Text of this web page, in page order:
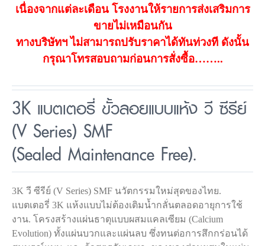
เนื่องจากแต่ละเดือน โรงงานให้รายการส่งเสริมการ
ขายไม่เหมือนกัน
ทางบริษัทฯ ไม่สามารถปรับราคาได้ทันท่วงที ดังนั้น
กรุณาโทรสอบถามก่อนการสั่งซื้อ……..
3K แบตเตอรี่ ขั้วลอยแบบแห้ง วี ซีรีย์
(V Series) SMF
(Sealed Maintenance Free).
3K วี ซีรีย์ (V Series) SMF นวัตกรรมใหม่สุดของไทย.
แบตเตอรี่ 3K แห้งแบบไม่ต้องเติมน้ำกลั่นตลอดอายุการใช้
งาน. โครงสร้างแผ่นธาตุแบบผสมแคลเซียม (Calcium
Evolution) ทั้งแผ่นบวกและแผ่นลบ ซึ่งทนต่อการสึกกร่อนได้